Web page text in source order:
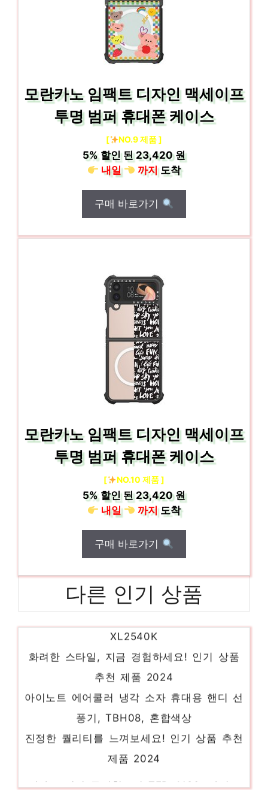
모란카노 임팩트 디자인 맥세이프
투명 범퍼 휴대폰 케이스
[ NO.9 제품 ]
5%할인 된23,420 원
내일
까지도착
구매 바로가기
모란카노 임팩트 디자인 맥세이프
투명 범퍼 휴대폰 케이스
[ NO.10 제품 ]
5%할인 된23,420 원
내일
까지도착
구매 바로가기
다른 인기 상품
벤큐 FHD 조위 게이밍 모니터, 63cm,
XL2540K
추천 제품 2024
아이노트 에어쿨러 냉각 소자 휴대용 핸디 선
풍기, TBH08, 혼합색상
진정한 퀄리티를 느껴보세요! 인기 상품 추천
제품 2024